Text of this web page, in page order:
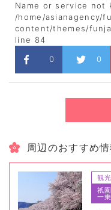
Name or service not
/home/asianagency/
content/themes/
line 84
0
0
周辺のおすすめ情
観光
祇
一